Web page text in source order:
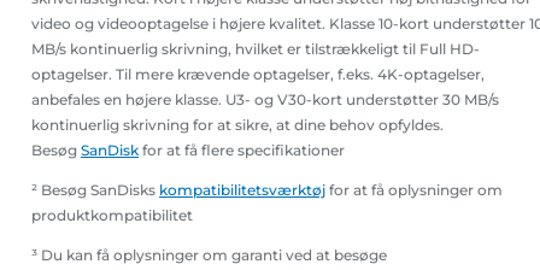
video og videooptagelse i højere kvalitet. Klasse 10-kort understøtter
MB/s kontinuerlig skrivning, hvilket er tilstrækkeligt til Full HD-
optagelser. Til mere krævende optagelser, f.eks. 4K-optagelser,
anbefales en højere klasse. U3- og V30-kort understøtter 30 MB/s
kontinuerlig skrivning for at sikre, at dine behov opfyldes.
Besøg SanDisk for at få flere specifikationer
² Besøg SanDisks kompatibilitetsværktøj for at få oplysninger om
produktkompatibilitet
³ Du kan få oplysninger om garanti ved at besøge